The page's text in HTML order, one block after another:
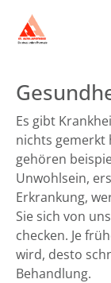
Es gibt
nichts gemerkt
gehören
Unwohlsein,
Erkrankung,
Sie sich von
checken. Je
wird, desto
Behandlung.